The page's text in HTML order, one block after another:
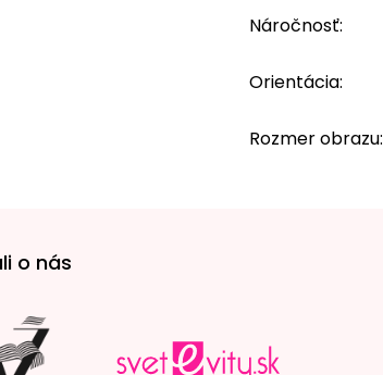
Náročnosť:
Orientácia:
Rozmer obrazu:
o nás